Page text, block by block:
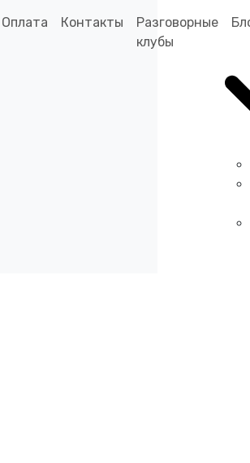
Оплата Контакты
Разговорные
клубы